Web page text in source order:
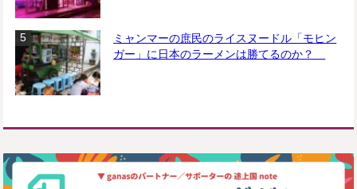
ミャンマーの庶民のライスヌードル「モヒン
ガー」に日本のラーメンは勝てるのか？